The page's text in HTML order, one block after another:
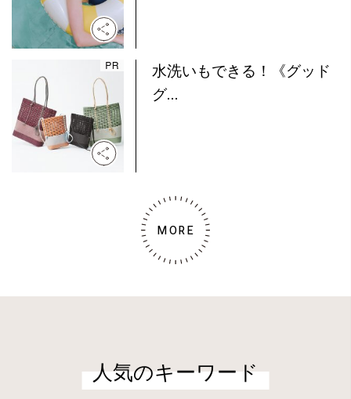
水洗いもできる！《グッド
グ...
MORE
人気のキーワード